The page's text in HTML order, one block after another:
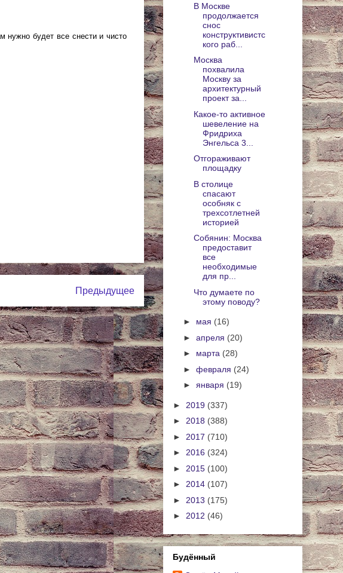
нужно будет все снести и чисто
Предыдущее
В Москве
продолжается
снос
конструктивистс
кого раб...
Москва
похвалила
Москву за
архитектурный
проект за...
Какое-то активное
шевеление на
Фридриха
Энгельса 3...
Отгораживают
площадку
В столице
спасают
особняк с
трехсотлетней
историей
Собянин: Москва
предоставит
все
необходимые
для пр...
Что думаете по
этому поводу?
► мая (16)
► апреля (20)
► марта (28)
► февраля (24)
► января (19)
► 2019 (337)
► 2018 (388)
► 2017 (710)
► 2016 (324)
► 2015 (100)
► 2014 (107)
► 2013 (175)
► 2012 (46)
Будённый